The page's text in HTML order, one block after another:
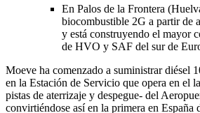
En Palos de la Frontera
biocombustible 2G a partir de
y está construyendo el mayor
de HVO y SAF del sur de
Moeve ha comenzado a suministrar diésel
en la Estación de Servicio que opera en el
pistas de aterrizaje y despegue- del
convirtiéndose así en la primera en España